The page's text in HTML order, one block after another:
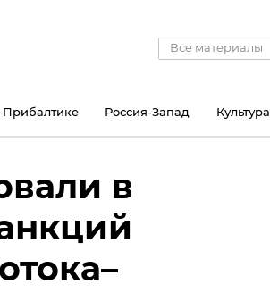
Все материалы
Россия-Запад Культура
в